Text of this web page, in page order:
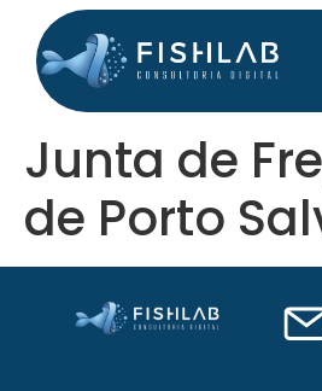
Junta de
de Porto